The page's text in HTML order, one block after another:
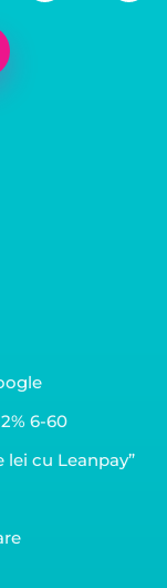
6-60
lei cu Leanpay”